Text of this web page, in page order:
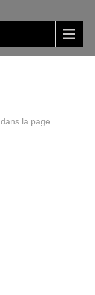
dans la page